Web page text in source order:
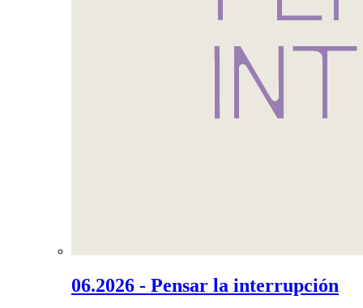
06.2026 - Pensar la interrupción